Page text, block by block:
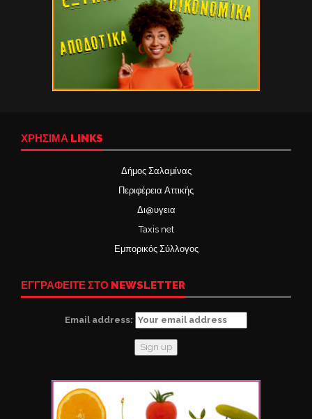
ΧΡΉΣΙΜΑ LINKS
Δήμος Σαλαμίνας
Περιφέρεια Αττικής
Δι@υγεια
Taxis net
Εμπορικός Σύλλογος
ΕΓΓΡΑΦΕΙΤΕ ΣΤΟ NEWSLETTER
Email address: